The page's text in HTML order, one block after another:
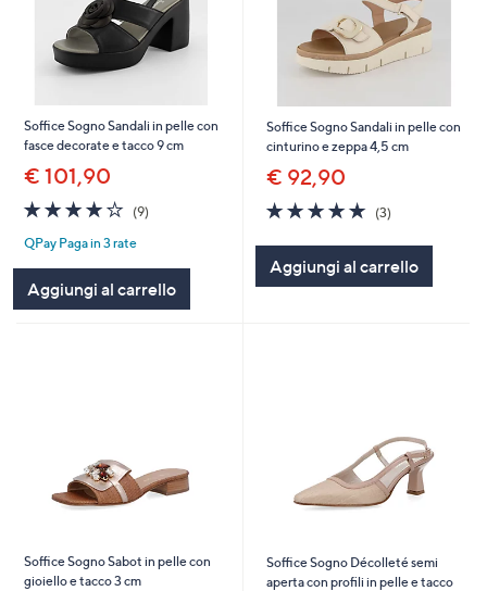
Soffice Sogno Sandali in pelle con
fasce decorate e tacco 9 cm
€ 101,90
4.0
of
5
(9)
QPay Paga in 3 rate
Aggiungi al carrello
Soffice Sogno Sandali in pelle con
cinturino e zeppa 4,5 cm
€ 92,90
5.0
of
5
Stars
(3)
Aggiungi al carrello
Soffice Sogno Sabot in pelle con
gioiello e tacco 3 cm
Soffice Sogno Décolleté semi
aperta con profili in pelle e tacco